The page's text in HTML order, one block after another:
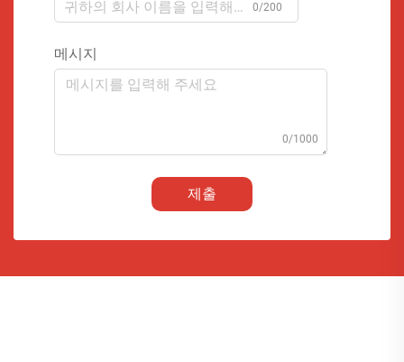
0/200
메시지
0/1000
제출